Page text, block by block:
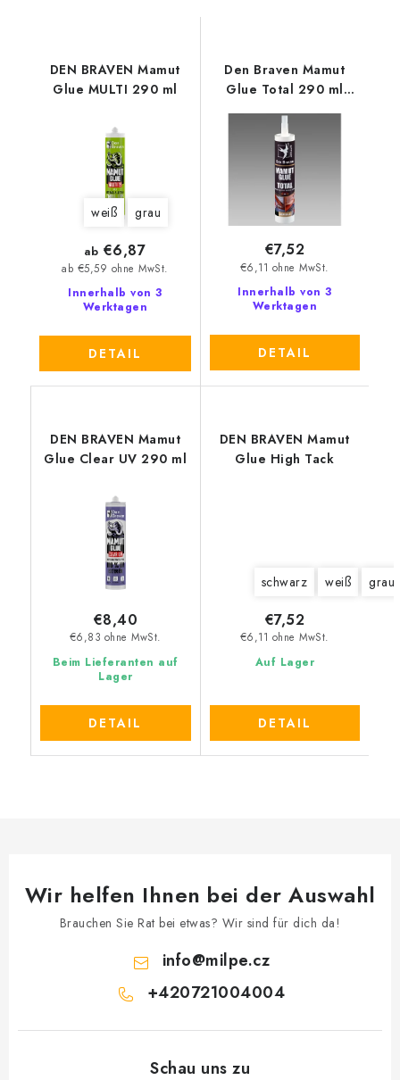
DEN BRAVEN Mamut
Glue MULTI 290 ml
weiß grau
Innerhalb von 3
Werktagen
ab €5,59 ohne MwSt.
ab €6,87
DETAIL
Den Braven Mamut
Glue Total 290 ml
Innerhalb von 3
Werktagen
€6,11 ohne MwSt.
€7,52
DETAIL
DEN BRAVEN Mamut
Glue Clear UV 290 ml
Beim Lieferanten auf
Lager
€6,83 ohne MwSt.
€8,40
DETAIL
DEN BRAVEN Mamut
Glue High Tack
schwarz weiß grau
Auf Lager
€6,11 ohne MwSt.
€7,52
DETAIL
Wir helfen Ihnen bei der Auswahl
Brauchen Sie Rat bei etwas? Wir sind für dich da!
info@milpe.cz
+420721004004